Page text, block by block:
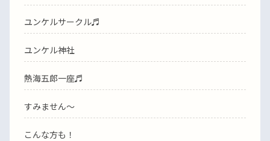
ユンケルサークル♬
ユンケル神社
熱海五郎一座♬
すみません〜
こんな方も！